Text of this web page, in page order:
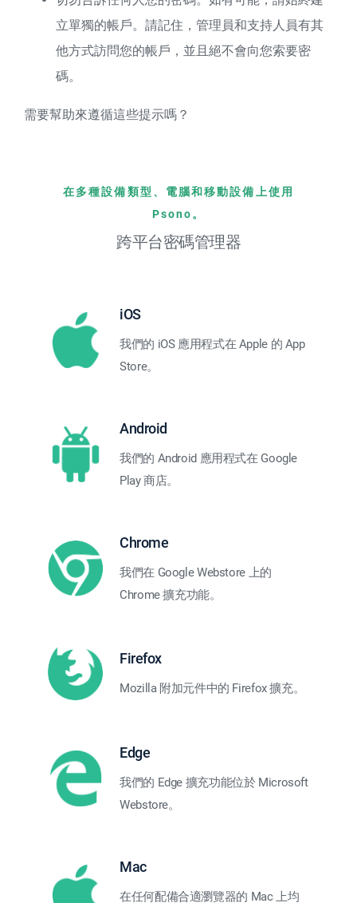
立單獨的帳戶。請記住，管理員和支持人員有其
他方式訪問您的帳戶，並且絕不會向您索要密
碼。
需要幫助來遵循這些提示嗎？
在多種設備類型、電腦和移動設備上使用
Psono。
跨平台密碼管理器
iOS
我們的 iOS 應用程式在 Apple 的 App
Store。
Android
我們的 Android 應用程式在 Google
Play 商店。
Chrome
我們在 Google Webstore 上的
Chrome 擴充功能。
Firefox
Mozilla 附加元件中的 Firefox 擴充。
Edge
我們的 Edge 擴充功能位於 Microsoft
Webstore。
Mac
在任何配備合適瀏覽器的 Mac 上均